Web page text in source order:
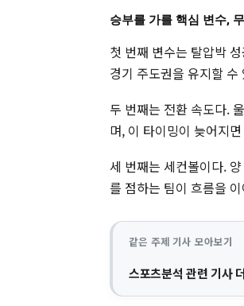
승부를 가를 핵심 변수,
첫 번째 변수는 탈압박
경기 주도권을 유지할 수
두 번째는 전환 속도다.
며, 이 타이밍이 늦어지
세 번째는 세컨볼이다.
를 점하는 팀이 흐름을
같은 주제 기사 모아보기
스포츠분석 관련 기사